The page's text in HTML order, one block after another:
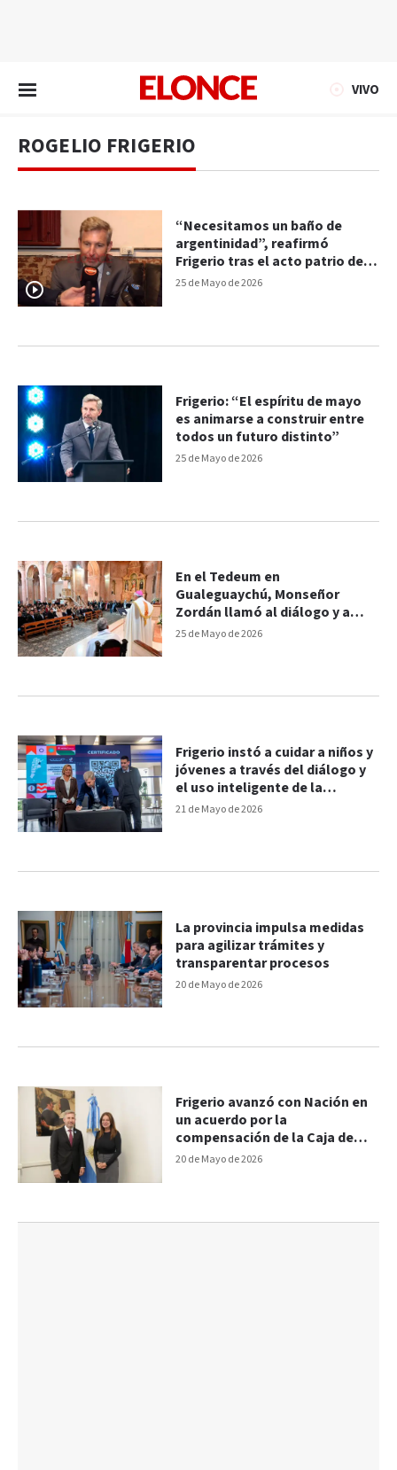
VIVO
ROGELIO FRIGERIO
25 de Mayo de 2026
“Necesitamos un baño de
argentinidad”, reafirmó
Frigerio tras el acto patrio del
25 de Mayo
25 de Mayo de 2026
Frigerio: “El espíritu de mayo
es animarse a construir entre
todos un futuro distinto”
25 de Mayo de 2026
En el Tedeum en
Gualeguaychú, Monseñor
Zordán llamó al diálogo y a
reconstruir la esperanza
21 de Mayo de 2026
Frigerio instó a cuidar a niños y
jóvenes a través del diálogo y
el uso inteligente de la
tecnología
20 de Mayo de 2026
La provincia impulsa medidas
para agilizar trámites y
transparentar procesos
20 de Mayo de 2026
Frigerio avanzó con Nación en
un acuerdo por la
compensación de la Caja de
Jubilaciones